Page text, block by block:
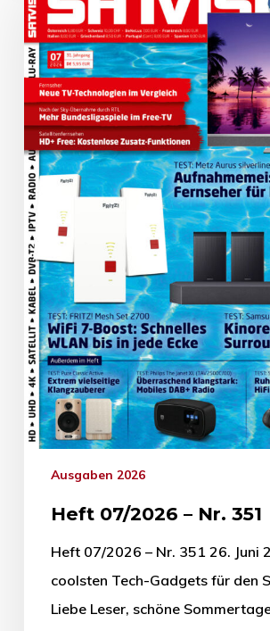
Ausgaben 2026
Heft 07/2026 – Nr. 351
Heft 07/2026 – Nr. 351 26. Juni
coolsten Tech-Gadgets für den
Liebe Leser, schöne